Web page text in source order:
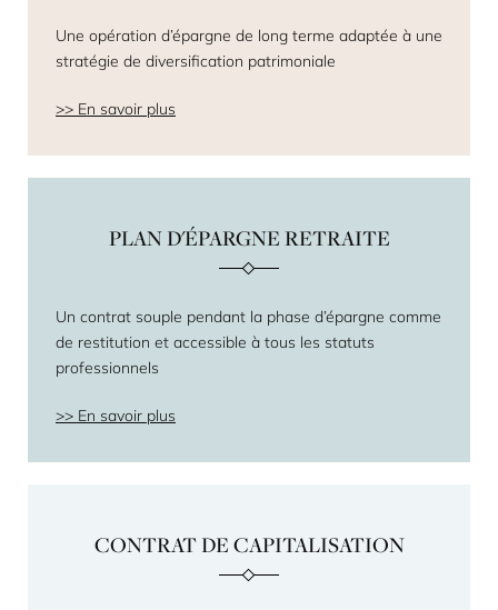
Une opération d’épargne de long terme adaptée à une
stratégie de diversification patrimoniale
En savoir plus
PLAN D'ÉPARGNE RETRAITE
Un contrat souple pendant la phase d’épargne comme
de restitution et accessible à tous les statuts
professionnels
En savoir plus
CONTRAT DE CAPITALISATION